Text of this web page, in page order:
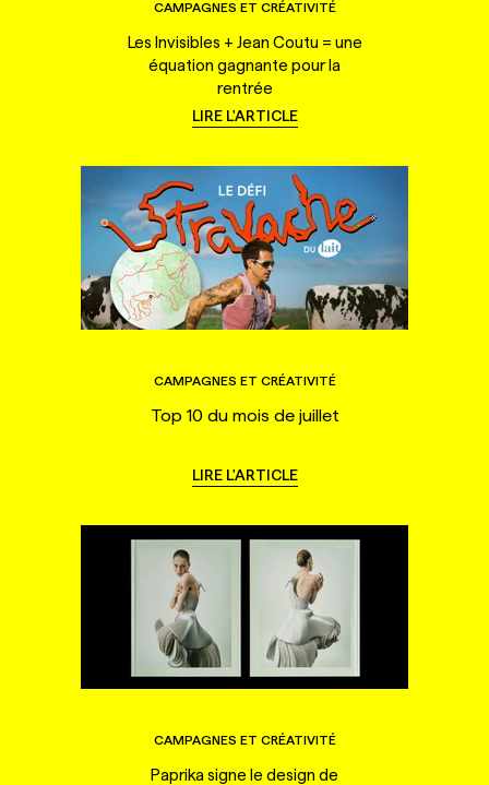
CAMPAGNES ET CRÉATIVITÉ
Les Invisibles + Jean Coutu = une
équation gagnante pour la
rentrée
LIRE L'ARTICLE
CAMPAGNES ET CRÉATIVITÉ
Top 10 du mois de juillet
LIRE L'ARTICLE
CAMPAGNES ET CRÉATIVITÉ
Paprika signe le design de